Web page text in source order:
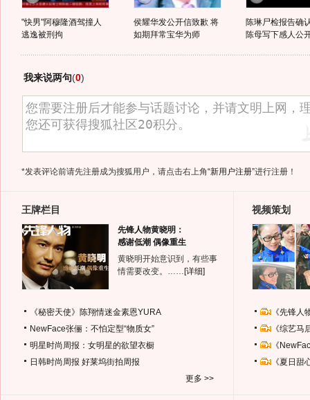
"快男"阿穆隆酒驾撞人
逃逸被刑拘
侯耀华发公开信致歉 将
如期拜常宝华为师
陈琳尸检报告确
陈母写下感人公
我来说两句(0)
*发表评论前请先注册成为搜狐用户，请点击右上角“新用户注册”进行注册！
王牌栏目
先锋人物黄晓明：
感谢低潮 偶像重生
黄晓明开始意识到，有些事
情需要改变。…… [详细]
《秘密天使》陈翔情迷金素恩YURA
NewFace张俪：不怕定型“物质女”
明星时尚周报：女明星的欲望衣橱
日韩时尚周报 好莱坞街拍周报
更多 >>
视频策划
《先锋
《综艺
《
《夏日